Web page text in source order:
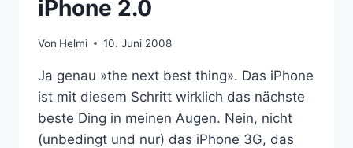
iPhone 2.0
Von Helmi 10. Juni 2008
Ja genau »the next best thing». Das iPhone
ist mit diesem Schritt wirklich das nächste
beste Ding in meinen Augen. Nein, nicht
(unbedingt und nur) das iPhone 3G, das